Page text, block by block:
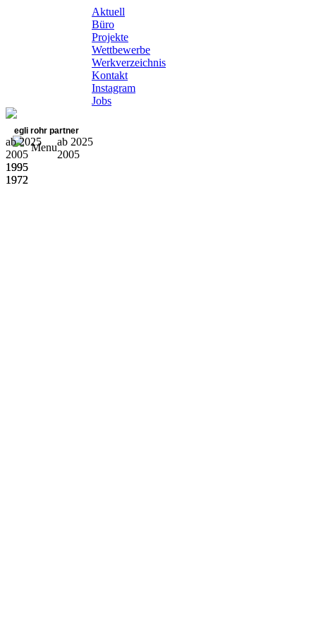
Aktuell
Büro
Projekte
Wettbewerbe
Werkverzeichnis
Kontakt
Instagram
Jobs
egli rohr partner
Menu
ab 2025
2005
1995
1972
ab 2025
2005
1995
1972